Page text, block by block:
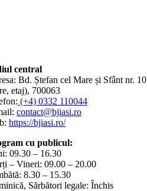
central
Bd. Ștefan cel Mare și Sfânt nr.
etaj), 700063
(+4) 0332 110044
contact@bjiasi.ro
https://bjiasi.ro/
cu publicul:
09.30 – 16.30
– Vineri: 09.00 – 20.00
8.30 – 15.30
Sărbători legale: Închis